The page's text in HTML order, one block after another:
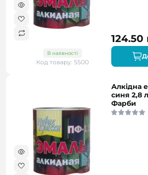
В наявності
Код товару: 5500
124.50
Алкідна
синя 2,8
Фарби